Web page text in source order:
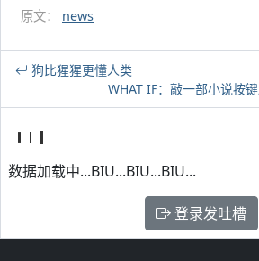
原文： news
狗比猩猩更懂人类
WHAT IF：敲一部小说按
数据加载中...BIU...BIU...BIU...
登录发吐槽